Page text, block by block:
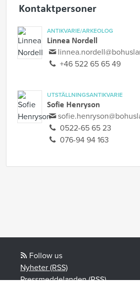
Kontaktpersoner
ANTIKVARIE/ARKEOLOG
Linnea Nordell
+46 522 65 65 49
UTSTÄLLNINGSANTIKVARIE
Sofie Henryson
0522-65 65 23
076-94 94 163
Follow us
Nyheter (RSS)
Pressmeddelanden (RSS)